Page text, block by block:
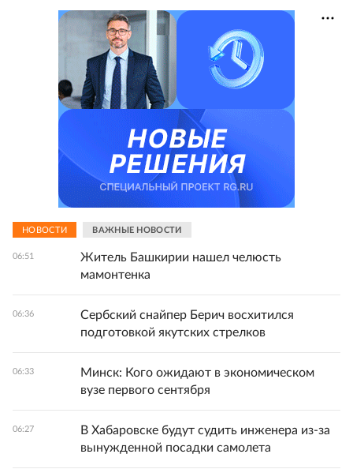
НОВОСТИ ВАЖНЫЕ НОВОСТИ
06:51
Житель Башкирии нашел челюсть
мамонтенка
06:36
Сербский снайпер Берич восхитился
подготовкой якутских стрелков
06:33
Минск: Кого ожидают в экономическом
вузе первого сентября
06:27
В Хабаровске будут судить инженера из-за
вынужденной посадки самолета